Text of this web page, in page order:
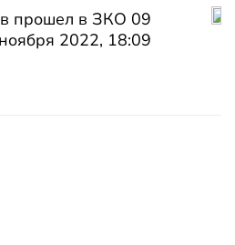
прошел в ЗКО 09
ноября 2022, 18:09